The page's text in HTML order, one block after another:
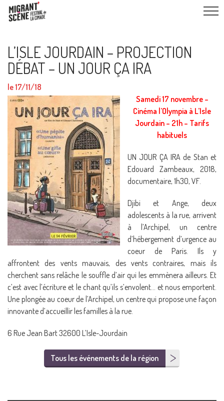
L’ISLE JOURDAIN – PROJECTION
DÉBAT – UN JOUR ÇA IRA
le 17/11/18
Samedi 17 novembre –
Cinéma l’Olympia à L’Isle
Jourdain – 21h – Tarifs
habituels
UN JOUR ÇA IRA de Stan et
Edouard Zambeaux, 2018,
documentaire, 1h30, VF.
Djibi et Ange, deux
adolescents à la rue, arrivent
à l’Archipel, un centre
d’hébergement d’urgence au
coeur de Paris. Ils y
affrontent des vents mauvais, des vents contraires, mais ils
cherchent sans relâche le souffle d’air qui les emmènera ailleurs. Et
c’est avec l’écriture et le chant qu’ils s’envolent… et nous emportent.
Une plongée au coeur de l’Archipel, un centre qui propose une façon
innovante d’accueillir les familles à la rue.
6 Rue Jean Bart 32600 L’Isle-Jourdain
Tous les événements de la région